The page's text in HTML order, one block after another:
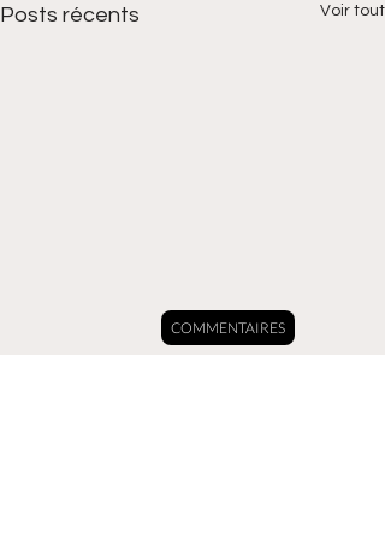
Posts récents Voir tout
COMMENTAIRES